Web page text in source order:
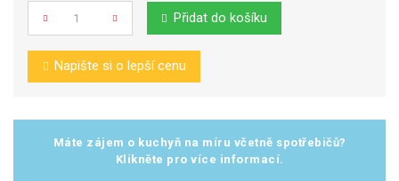
Počet Přidat do košíku
Napište si o lepší cenu
Máte zájem o kuchyň na míru včetně spotřebičů?
Klikněte pro více informací.